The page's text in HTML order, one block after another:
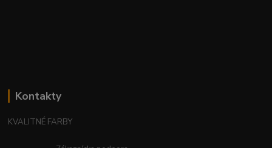
Kontakty
KVALITNÉ FARBY